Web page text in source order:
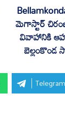
మెగాస్టార్
వివాహానికి
Telegram